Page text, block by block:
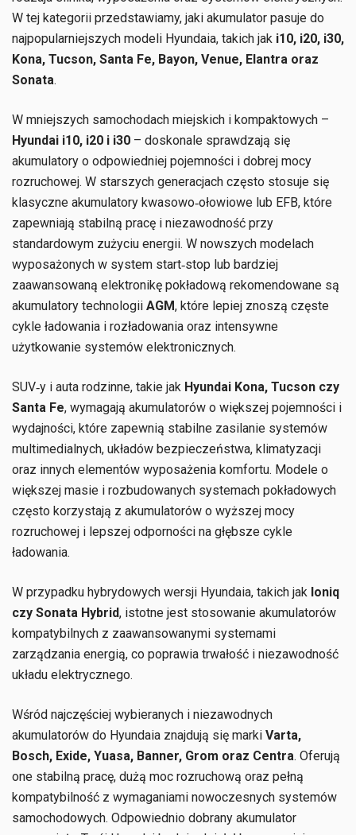
W tej kategorii przedstawiamy, jaki akumulator pasuje do
najpopularniejszych modeli Hyundaia, takich jak i10, i20, i30,
Kona, Tucson, Santa Fe, Bayon, Venue, Elantra oraz
Sonata.
W mniejszych samochodach miejskich i kompaktowych –
Hyundai i10, i20 i i30 – doskonale sprawdzają się
akumulatory o odpowiedniej pojemności i dobrej mocy
rozruchowej. W starszych generacjach często stosuje się
klasyczne akumulatory kwasowo‑ołowiowe lub EFB, które
zapewniają stabilną pracę i niezawodność przy
standardowym zużyciu energii. W nowszych modelach
wyposażonych w system start‑stop lub bardziej
zaawansowaną elektronikę pokładową rekomendowane są
akumulatory technologii AGM, które lepiej znoszą częste
cykle ładowania i rozładowania oraz intensywne
użytkowanie systemów elektronicznych.
SUV‑y i auta rodzinne, takie jak Hyundai Kona, Tucson czy
Santa Fe, wymagają akumulatorów o większej pojemności i
wydajności, które zapewnią stabilne zasilanie systemów
multimedialnych, układów bezpieczeństwa, klimatyzacji
oraz innych elementów wyposażenia komfortu. Modele o
większej masie i rozbudowanych systemach pokładowych
często korzystają z akumulatorów o wyższej mocy
rozruchowej i lepszej odporności na głębsze cykle
ładowania.
W przypadku hybrydowych wersji Hyundaia, takich jak Ioniq
czy Sonata Hybrid, istotne jest stosowanie akumulatorów
kompatybilnych z zaawansowanymi systemami
zarządzania energią, co poprawia trwałość i niezawodność
układu elektrycznego.
Wśród najczęściej wybieranych i niezawodnych
akumulatorów do Hyundaia znajdują się marki Varta,
Bosch, Exide, Yuasa, Banner, Grom oraz Centra. Oferują
one stabilną pracę, dużą moc rozruchową oraz pełną
kompatybilność z wymaganiami nowoczesnych systemów
samochodowych. Odpowiednio dobrany akumulator